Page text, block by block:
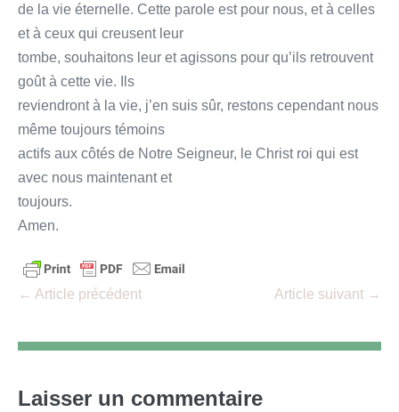
de la vie éternelle. Cette parole est pour nous, et à celles
et à ceux qui creusent leur
tombe, souhaitons leur et agissons pour qu’ils retrouvent
goût à cette vie. Ils
reviendront à la vie, j’en suis sûr, restons cependant nous
même toujours témoins
actifs aux côtés de Notre Seigneur, le Christ roi qui est
avec nous maintenant et
toujours.
Amen.
Navigation
← Article précédent Article suivant →
Laisser un commentaire